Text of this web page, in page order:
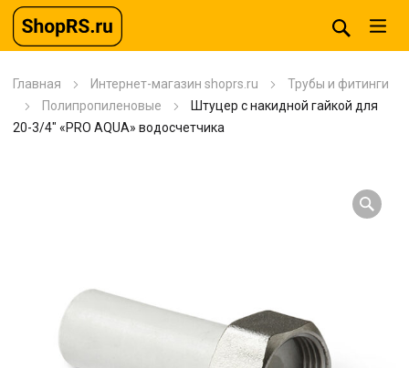
Главная Интернет-магазин shoprs.ru
Трубы и фитинги
Полипропиленовые
Штуцер с накидной гайкой для
20-3/4″ «PRO AQUA» водосчетчика